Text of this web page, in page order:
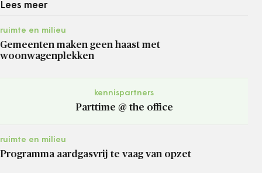
Lees meer
ruimte en milieu
Gemeenten maken geen haast met
woonwagenplekken
kennispartners
Parttime @ the office
ruimte en milieu
Programma aardgasvrij te vaag van opzet